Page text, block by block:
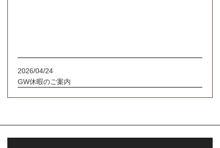
2026/04/24
GW休暇のご案内